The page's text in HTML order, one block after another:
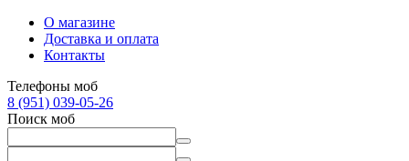
О магазине
Доставка и оплата
Контакты
Телефоны моб
8 (951) 039-05-26
Поиск моб